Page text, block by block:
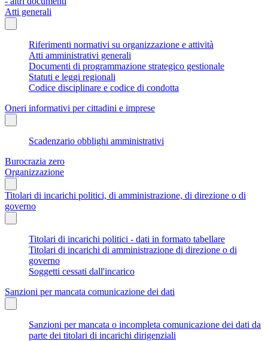
Atti generali
Riferimenti normativi su organizzazione e attività
Atti amministrativi generali
Documenti di programmazione strategico gestionale
Statuti e leggi regionali
Codice disciplinare e codice di condotta
Oneri informativi per cittadini e imprese
Scadenzario obblighi amministrativi
Burocrazia zero
Organizzazione
Titolari di incarichi politici, di amministrazione, di direzione o di
governo
Titolari di incarichi politici - dati in formato tabellare
Titolari di incarichi di amministrazione di direzione o di
governo
Soggetti cessati dall'incarico
Sanzioni per mancata comunicazione dei dati
Sanzioni per mancata o incompleta comunicazione dei dati da
parte dei titolari di incarichi dirigenziali